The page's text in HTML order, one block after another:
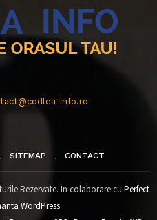
info.ro
SITEMAP CONTACT
Rezervate. In colaborare cu Perfect
WordPress